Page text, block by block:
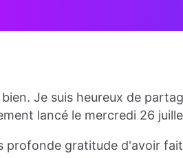
Je suis heureux de
lancé le mercredi 26
profonde gratitude d'avoir